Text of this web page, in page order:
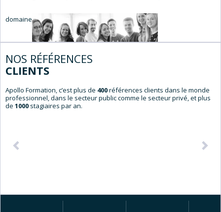
domaines.
NOS RÉFÉRENCES
CLIENTS
Apollo Formation, c’est plus de 400références clients dans le monde
professionnel, dans le secteur public comme le secteur privé, et plus
de 1000 stagiaires par an.